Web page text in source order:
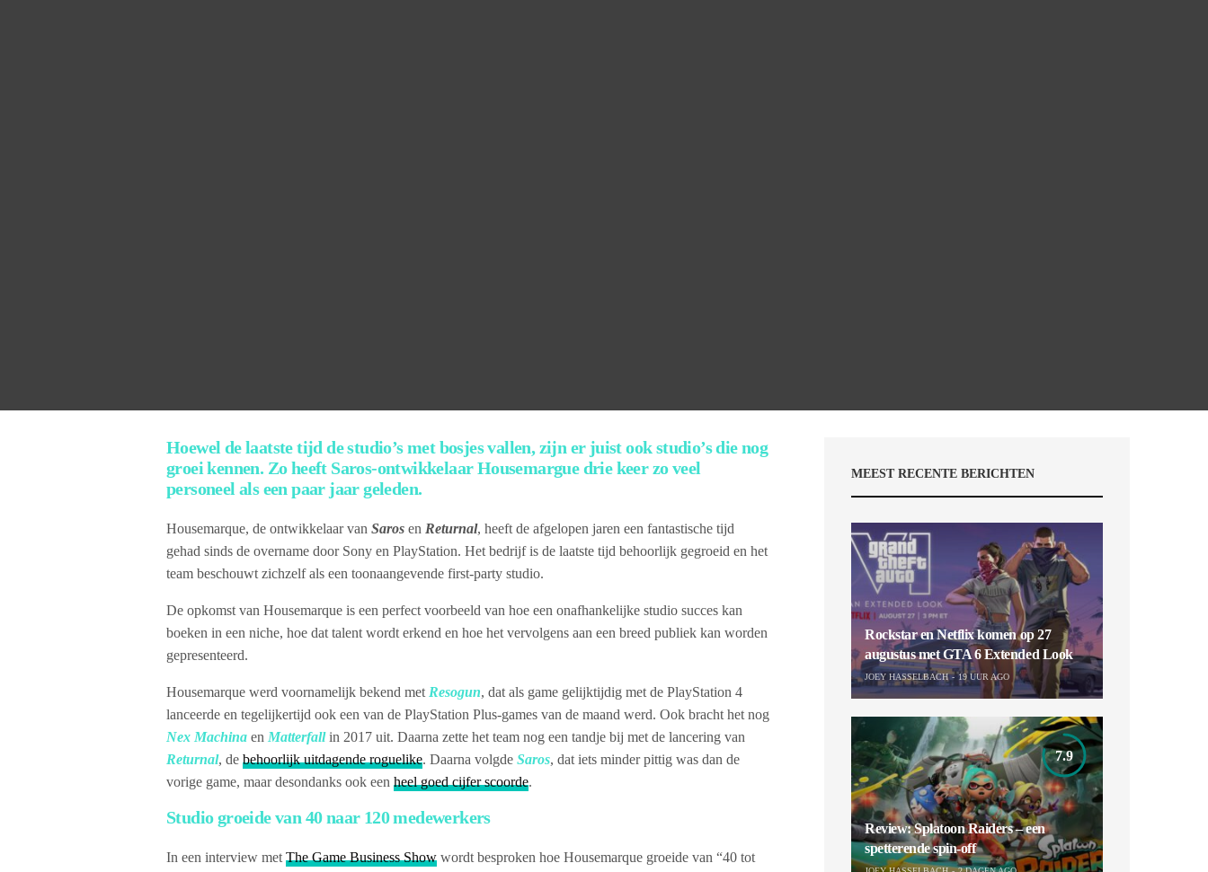
Hoewel de laatste tijd de studio’s met bosjes vallen, zijn er juist ook studio’s die nog
groei kennen. Zo heeft Saros-ontwikkelaar Housemargue drie keer zo veel
personeel als een paar jaar geleden.
Housemarque, de ontwikkelaar vanSaros en Returnal, heeft de afgelopen jaren een fantastische tijd
gehad sinds de overname door Sony en PlayStation. Het bedrijf is de laatste tijd behoorlijk gegroeid en het
team beschouwt zichzelf als een toonaangevende first-party studio.
De opkomst van Housemarque is een perfect voorbeeld van hoe een onafhankelijke studio succes kan
boeken in een niche, hoe dat talent wordt erkend en hoe het vervolgens aan een breed publiek kan worden
gepresenteerd.
Housemarque werd voornamelijk bekend met Resogun, dat als game gelijktijdig met de PlayStation 4
lanceerde en tegelijkertijd ook een van de PlayStation Plus-games van de maand werd. Ook bracht het nog
Nex Machina en Matterfall in 2017 uit. Daarna zette het team nog een tandje bij met de lancering van
Returnal, debehoorlijk uitdagende roguelike. Daarna volgdeSaros, dat iets minder pittig was dan de
vorige game, maar desondanks ook eenheel goed cijfer scoorde.
Studio groeide van 40 naar 120 medewerkers
In een interview metThe Game Business Show wordt besproken hoe Housemarque groeide van “40 tot
MEEST RECENTE BERICHTEN
Rockstar en Netflix komen op 27
augustus met GTA 6 Extended Look
JOEY HASSELBACH 19 UUR AGO
7.9
Review: Splatoon Raiders – een
spetterende spin-off